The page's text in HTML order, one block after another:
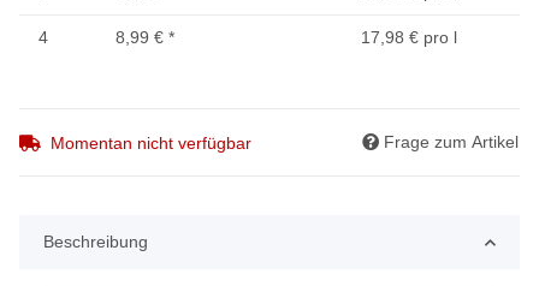
4 8,99 € * 17,98 € pro l
Momentan nicht verfügbar Frage zum Artikel
Beschreibung